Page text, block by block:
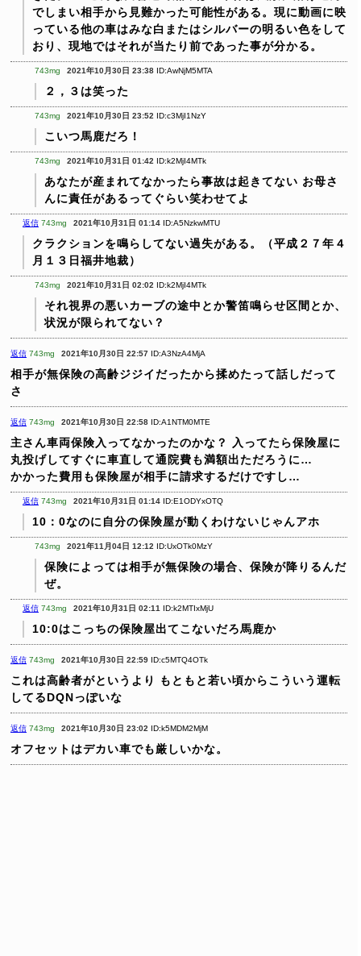
でしまい相手から見難かった可能性がある。現に動画に映
っている他の車はみな白またはシルバーの明るい色をして
おり、現地ではそれが当たり前であった事が分かる。
743mg 2021年10月30日 23:38 ID:AwNjM5MTA
２，３は笑った
743mg 2021年10月30日 23:52 ID:c3MjI1NzY
こいつ馬鹿だろ！
743mg 2021年10月31日 01:42 ID:k2MjI4MTk
あなたが産まれてなかったら事故は起きてない お母さ
んに責任があるってぐらい笑わせてよ
返信 743mg 2021年10月31日 01:14 ID:A5NzkwMTU
クラクションを鳴らしてない過失がある。（平成２７年４
月１３日福井地裁）
743mg 2021年10月31日 02:02 ID:k2MjI4MTk
それ視界の悪いカーブの途中とか警笛鳴らせ区間とか、
状況が限られてない？
返信 743mg 2021年10月30日 22:57 ID:A3NzA4MjA
相手が無保険の高齢ジジイだったから揉めたって話しだって
さ
返信 743mg 2021年10月30日 22:58 ID:A1NTM0MTE
主さん車両保険入ってなかったのかな？
入ってたら保険屋に
丸投げしてすぐに車直して通院費も満額出ただろうに…
かかった費用も保険屋が相手に請求するだけですし…
返信 743mg 2021年10月31日 01:14 ID:E1ODYxOTQ
10：0なのに自分の保険屋が動くわけないじゃんアホ
743mg 2021年11月04日 12:12 ID:UxOTk0MzY
保険によっては相手が無保険の場合、保険が降りるんだ
ぜ。
返信 743mg 2021年10月31日 02:11 ID:k2MTIxMjU
10:0はこっちの保険屋出てこないだろ馬鹿か
返信 743mg 2021年10月30日 22:59 ID:c5MTQ4OTk
これは高齢者がというより
もともと若い頃からこういう運転
してるDQNっぽいな
返信 743mg 2021年10月30日 23:02 ID:k5MDM2MjM
オフセットはデカい車でも厳しいかな。